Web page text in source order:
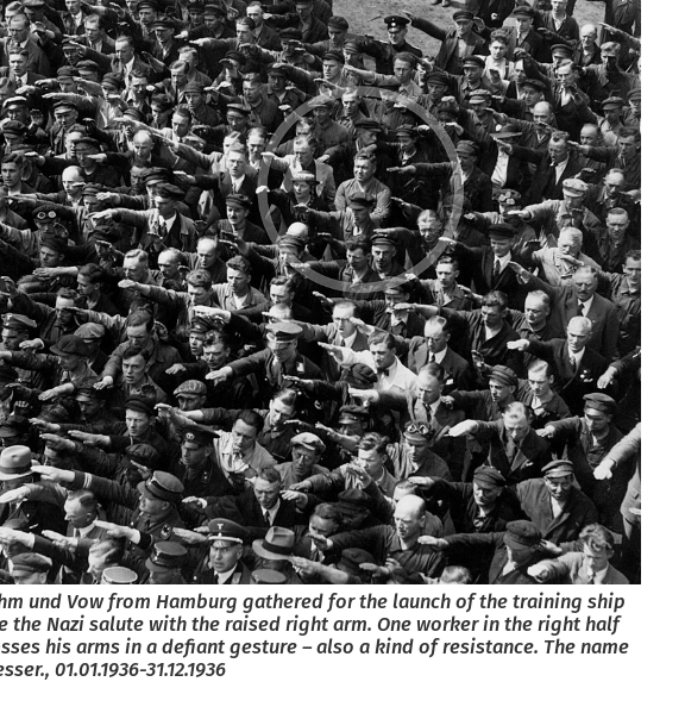
und Vow from Hamburg gathered for the launch of the training ship
the Nazi salute with the raised right arm. One worker in the right half
his arms in a defiant gesture – also a kind of resistance. The name
01.01.1936-31.12.1936